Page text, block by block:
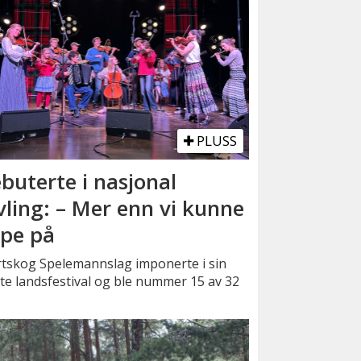
PLUSS
i nasjonal
– Mer enn vi kunne
på
Spelemannslag imponerte i sin
landsfestival og ble nummer 15 av 32